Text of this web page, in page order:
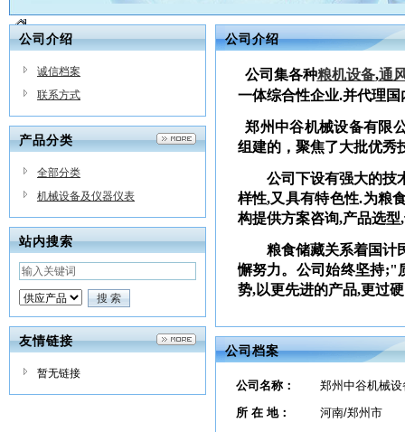
公司介绍
诚信档案
联系方式
产品分类
全部分类
机械设备及仪器仪表
站内搜索
友情链接
暂无链接
公司介绍
公司集各种粮机设备,通
一体综合性企业.并代理
郑州中谷机械设备有限
组建的，聚焦了大批优秀
公司下设有强大的技术
样性,又具有特色性.为粮
构提供方案咨询,产品选
粮食储藏关系着国计民
懈努力。公司始终坚持;"
势,以更先进的产品,更过
公司档案
公司名称：
郑州中谷机械
所 在 地：
河南/郑州市